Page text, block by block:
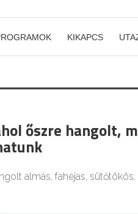
KIKAPCS
őszre hangolt,
almás, fahéjas, sütőtökös,